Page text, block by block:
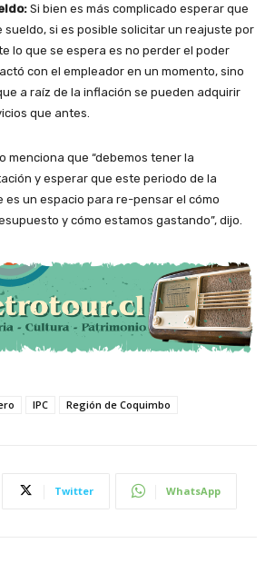
Si bien es más complicado esperar que
sueldo, si es posible solicitar un reajuste por
lo que se espera es no perder el poder
con el empleador en un momento, sino
a raíz de la inflación se pueden adquirir
que antes.
menciona que “debemos tener la
y esperar que este periodo de la
es un espacio para re-pensar el cómo
y cómo estamos gastando”, dijo.
IPC Región de Coquimbo
Twitter WhatsApp